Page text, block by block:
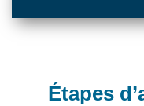
Étapes